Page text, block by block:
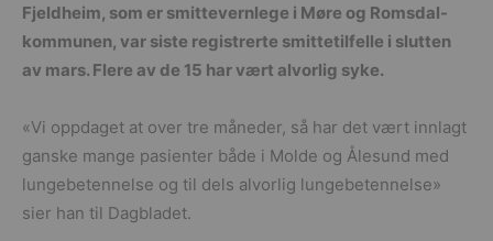
Fjeldheim, som er smittevernlege i Møre og Romsdal-
kommunen, var siste registrerte smittetilfelle i slutten
av mars. Flere av de 15 har vært alvorlig syke.
«Vi oppdaget at over tre måneder, så har det vært innlagt
ganske mange pasienter både i Molde og Ålesund med
lungebetennelse og til dels alvorlig lungebetennelse»
sier han til Dagbladet.